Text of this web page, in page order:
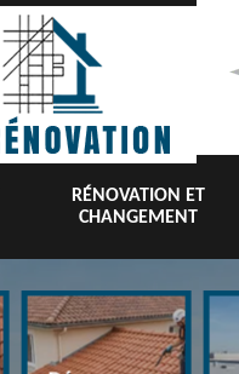
RÉNOVATION ET
CHANGEMENT